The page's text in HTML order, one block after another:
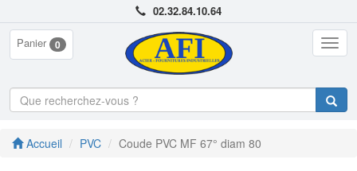
02.32.84.10.64
Panier 0
Accueil PVC Coude PVC MF 67° diam 80